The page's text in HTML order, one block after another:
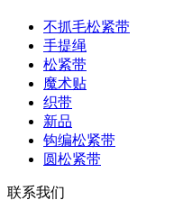
不抓毛松紧带
手提绳
松紧带
魔术贴
织带
新品
钩编松紧带
圆松紧带
联系我们